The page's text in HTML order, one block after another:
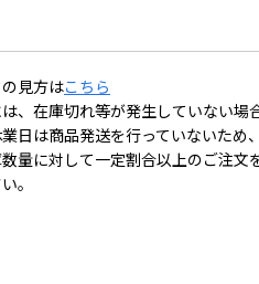
見方はこちら
、在庫切れ等が発生していない場
日は商品発送を行っていないため
量に対して一定割合以上のご注文
。